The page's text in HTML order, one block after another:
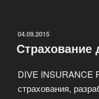
ОПУБЛИКОВАНО
04.09.2015
Страхование
DIVE INSURANCE
страхования,